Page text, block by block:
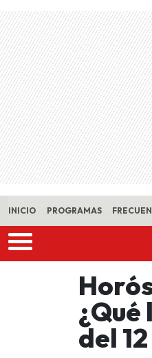
Skip to main content
INICIO PROGRAMAS
del